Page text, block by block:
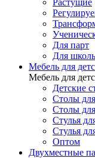
Растущие
Для парт
Для
Мебель для
Мебель для
Детские
Столы для
Столы
Стулья
Стулья
Оптом
Двухместные